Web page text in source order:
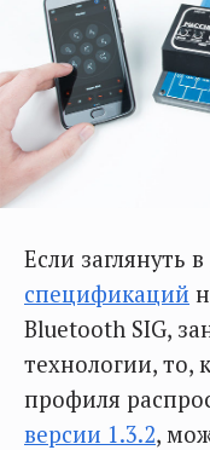
Если заглянуть в
спецификаций
Bluetooth SIG,
технологии, то,
профиля
версии 1.3.2,